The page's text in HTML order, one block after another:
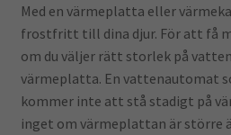
Med en värmeplatta eller
frostfritt till dina djur. För att få
om du väljer rätt storlek på
värmeplatta. En vattenautomat
kommer inte att stå stadigt på
inget om värmeplattan är större